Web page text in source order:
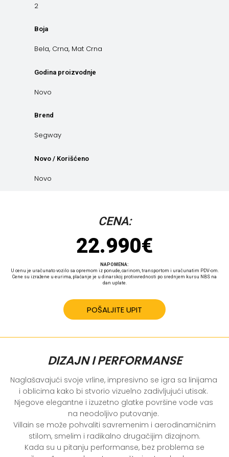
2
Boja
Bela, Crna, Mat Crna
Godina proizvodnje
Novo
Brend
Segway
Novo / Korišćeno
Novo
CENA:
22.990€
NAPOMENA:
U cenu je uračunato vozilo sa opremom iz ponude, carinom, transportom i uračunatim PDV-om.
Cene su izražene u eurima, plaćanje je u dinarskoj protivvrednosti po srednjem kursu NBS na
dan uplate.
POŠALJITE UPIT
DIZAJN I PERFORMANSE
Naglašavajući svoje vrline, impresivno se igra sa linijama
i oblicima kako bi stvorio vizuelno zadivljujući utisak.
Njegove elegantne i izuzetno glatke površine vode vas
na neodoljivo putovanje.
stilom, smelim i radikalno drugačijim dizajnom.